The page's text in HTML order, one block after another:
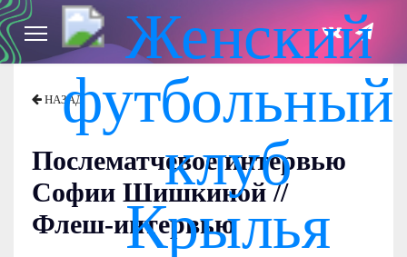
НАЗАД
Послематчевое интервью
Софии Шишкиной //
Флеш-интервью